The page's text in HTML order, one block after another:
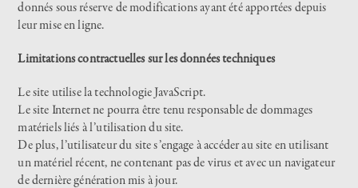
donnés sous réserve de modifications ayant été apportées depuis
leur mise en ligne.
Limitations contractuelles sur les données techniques
Le site utilise la technologie JavaScript.
Le site Internet ne pourra être tenu responsable de dommages
matériels liés à l’utilisation du site.
De plus, l’utilisateur du site s’engage à accéder au site en utilisant
un matériel récent, ne contenant pas de virus et avec un navigateur
de dernière génération mis à jour.